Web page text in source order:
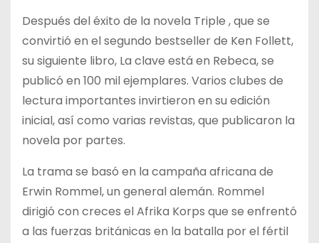
Después del éxito de la novela Triple , que se
convirtió en el segundo bestseller de Ken Follett,
su siguiente libro, La clave está en Rebeca, se
publicó en 100 mil ejemplares. Varios clubes de
lectura importantes invirtieron en su edición
inicial, así como varias revistas, que publicaron la
novela por partes.
La trama se basó en la campaña africana de
Erwin Rommel, un general alemán. Rommel
dirigió con creces el Afrika Korps que se enfrentó
a las fuerzas británicas en la batalla por el fértil